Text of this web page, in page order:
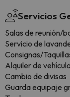
Servicios
Salas de reunión/
Servicio de
Consignas/
Alquiler de
Cambio de divisas
Guarda equipaje